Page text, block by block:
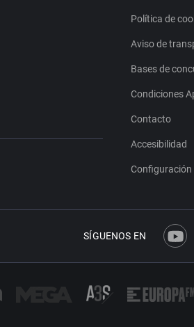
Política de
Aviso de
Bases de
Condiciones
Contacto
Accesibilidad
Configuración
SÍGUENOS EN